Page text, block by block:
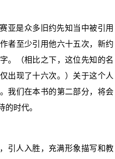
亚是众多旧约先知当中被引用
者至少引用他六十五次，新约
。（相比之下，这位先知的名
出现了十六次。）关于这个人
我们在本书的第二部分，将会
的时代。
引人入胜，充满形象描写和教